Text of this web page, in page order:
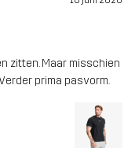
zitten. Maar misschien
prima pasvorm.